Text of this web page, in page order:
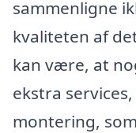
sammenligne
kvaliteten af
kan være, at
ekstra
montering,